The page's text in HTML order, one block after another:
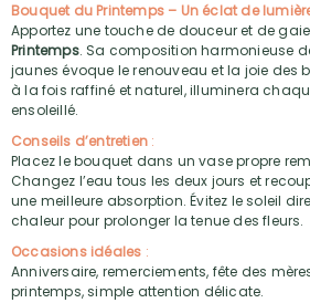
Bouquet du Printemps – Un éclat de
Apportez une touche de douceur et de
Printemps. Sa composition harmonieuse
jaunes évoque le renouveau et la joie des
à la fois raffiné et naturel, illuminera
ensoleillé.
Conseils d’entretien :
Placez le bouquet dans un vase propre
Changez l’eau tous les deux jours et
une meilleure absorption. Évitez le soleil
chaleur pour prolonger la tenue des fleurs.
Occasions idéales :
Anniversaire, remerciements, fête des
printemps, simple attention délicate.